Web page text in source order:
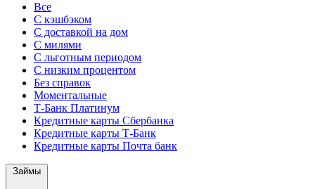
Все
С кэшбэком
С доставкой на дом
С милями
С льготным периодом
С низким процентом
Без справок
Моментальные
Т-Банк Платинум
Кредитные карты Сбербанка
Кредитные карты Т-Банк
Кредитные карты Почта банк
Займы